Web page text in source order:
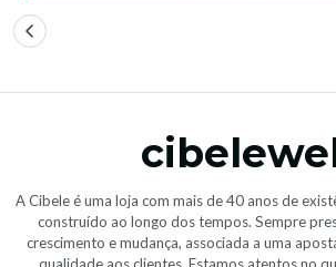
A Cibele é uma loja com mais de 40 anos de
construído ao longo dos tempos. Sempre
crescimento e mudança, associada a uma